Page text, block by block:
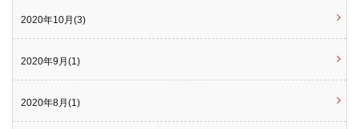
2020年10月(3)
2020年9月(1)
2020年8月(1)